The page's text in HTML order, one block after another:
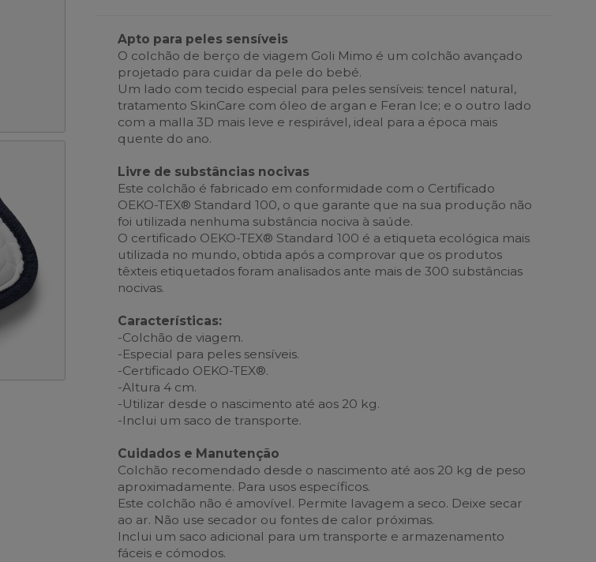
Apto para peles sensíveis
O colchão de berço de viagem Goli Mimo é um colchão avançado
projetado para cuidar da pele do bebé.
Um lado com tecido especial para peles sensíveis: tencel natural,
tratamento SkinCare com óleo de argan e Feran Ice; e o outro lado
com a malla 3D mais leve e respirável, ideal para a época mais
quente do ano.
Livre de substâncias nocivas
Este colchão é fabricado em conformidade com o Certificado
OEKO-TEX® Standard 100, o que garante que na sua produção não
foi utilizada nenhuma substância nociva à saúde.
O certificado OEKO-TEX® Standard 100 é a etiqueta ecológica mais
utilizada no mundo, obtida após a comprovar que os produtos
têxteis etiquetados foram analisados ante mais de 300 substâncias
nocivas.
Características:
-Colchão de viagem.
-Especial para peles sensíveis.
-Certificado OEKO-TEX®.
-Altura 4 cm.
-Utilizar desde o nascimento até aos 20 kg.
-Inclui um saco de transporte.
Cuidados e Manutenção
Colchão recomendado desde o nascimento até aos 20 kg de peso
aproximadamente. Para usos específicos.
Este colchão não é amovível. Permite lavagem a seco. Deixe secar
ao ar. Não use secador ou fontes de calor próximas.
Inclui um saco adicional para um transporte e armazenamento
fáceis e cómodos.